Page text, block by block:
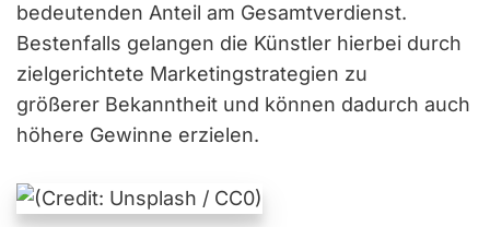
bedeutenden Anteil am Gesamtverdienst.
Bestenfalls gelangen die Künstler hierbei durch
zielgerichtete Marketingstrategien zu
größerer Bekanntheit und können dadurch auch
höhere Gewinne erzielen.